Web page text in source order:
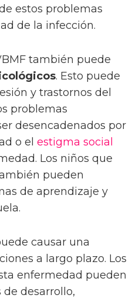
estos problemas
de la infección.
también puede
. Esto puede
y trastornos del
problemas
desencadenados por
o el estigma social
Los niños que
pueden
de aprendizaje y
causar una
a largo plazo. Los
enfermedad pueden
desarrollo,